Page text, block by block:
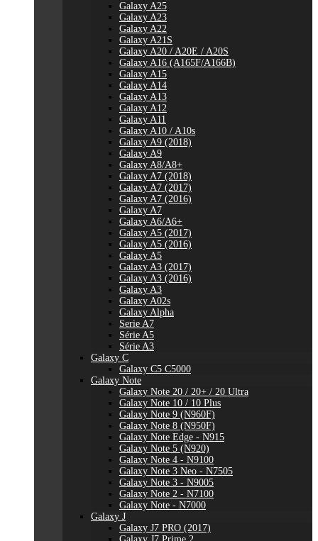
Galaxy A25
Galaxy A23
Galaxy A22
Galaxy A21S
Galaxy A20 / A20E / A20S
Galaxy A16 (A165F/A166B)
Galaxy A15
Galaxy A14
Galaxy A13
Galaxy A12
Galaxy A11
Galaxy A10 / A10s
Galaxy A9 (2018)
Galaxy A9
Galaxy A8/A8+
Galaxy A7 (2018)
Galaxy A7 (2017)
Galaxy A7 (2016)
Galaxy A7
Galaxy A6/A6+
Galaxy A5 (2017)
Galaxy A5 (2016)
Galaxy A5
Galaxy A3 (2017)
Galaxy A3 (2016)
Galaxy A3
Galaxy A02s
Galaxy Alpha
Serie A7
Série A5
Série A3
Galaxy C
Galaxy C5 C5000
Galaxy Note
Galaxy Note 20 / 20+ / 20 Ultra
Galaxy Note 10 / 10 Plus
Galaxy Note 9 (N960F)
Galaxy Note 8 (N950F)
Galaxy Note Edge - N915
Galaxy Note 5 (N920)
Galaxy Note 4 - N9100
Galaxy Note 3 Neo - N7505
Galaxy Note 3 - N9005
Galaxy Note 2 - N7100
Galaxy Note - N7000
Galaxy J
Galaxy J7 PRO (2017)